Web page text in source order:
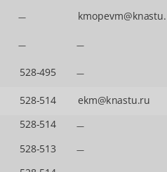
—
— —
—
—
—